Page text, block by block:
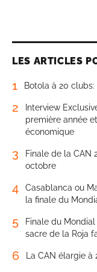
LES ARTICLES
1 Botola à 20 clubs:
2
Interview
première année
économique
3
Finale de la CAN
octobre
4
Casablanca ou
la finale du
5
Finale du
sacre de la Roja
6 La CAN élargie